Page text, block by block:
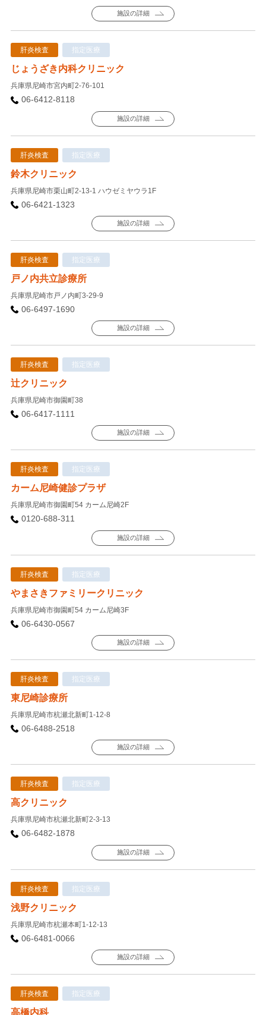
施設の詳細
肝炎検査 指定医療
じょうざき内科クリニック
兵庫県尼崎市宮内町2-76-101
06-6412-8118
施設の詳細
肝炎検査 指定医療
鈴木クリニック
兵庫県尼崎市栗山町2-13-1 ハウゼミヤウラ1F
06-6421-1323
施設の詳細
肝炎検査 指定医療
戸ノ内共立診療所
兵庫県尼崎市戸ノ内町3-29-9
06-6497-1690
施設の詳細
肝炎検査 指定医療
辻クリニック
兵庫県尼崎市御園町38
06-6417-1111
施設の詳細
肝炎検査 指定医療
カーム尼崎健診プラザ
兵庫県尼崎市御園町54 カーム尼崎2F
0120-688-311
施設の詳細
肝炎検査 指定医療
やまさきファミリークリニック
兵庫県尼崎市御園町54 カーム尼崎3F
06-6430-0567
施設の詳細
肝炎検査 指定医療
東尼崎診療所
兵庫県尼崎市杭瀬北新町1-12-8
06-6488-2518
施設の詳細
肝炎検査 指定医療
高クリニック
兵庫県尼崎市杭瀬北新町2-3-13
06-6482-1878
施設の詳細
肝炎検査 指定医療
浅野クリニック
兵庫県尼崎市杭瀬本町1-12-13
06-6481-0066
施設の詳細
肝炎検査 指定医療
高橋内科